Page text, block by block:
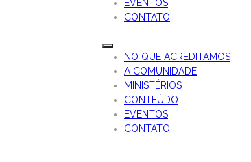
EVENTOS
CONTATO
NO QUE ACREDITAMOS
A COMUNIDADE
MINISTÉRIOS
CONTEÚDO
EVENTOS
CONTATO